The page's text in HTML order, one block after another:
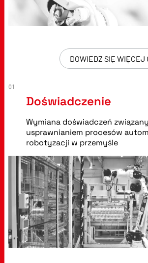
DOWIEDZ SIĘ WIĘCEJ
01
Doświadczenie
Wymiana doświadczeń
usprawnianiem procesów
robotyzacji w przemyśle